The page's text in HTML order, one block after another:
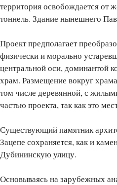
территория освобождается от
тоннель. Здание нынешнего
Проект предполагает
физически и морально
центральной оси, доминантой
храм. Размещение вокруг
том числе деревянной, с
частью проекта, так как это
Существующий памятник
Зацепе сохраняется, как и
Дубининскую улицу.
Основываясь на зарубежных